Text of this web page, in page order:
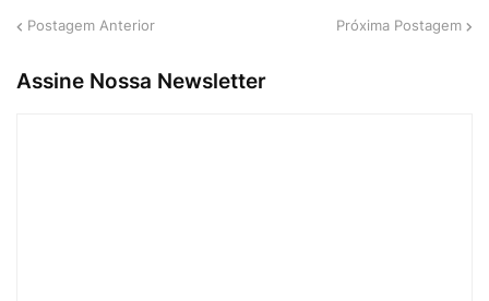
Postagem Anterior Próxima Postagem
Assine Nossa Newsletter